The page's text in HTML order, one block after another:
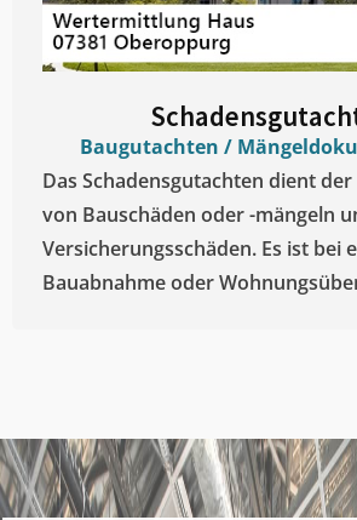
Baugutachten /
Das Schadensgutachten dient
von Bauschäden oder -mängeln
Versicherungsschäden. Es ist bei
Bauabnahme oder